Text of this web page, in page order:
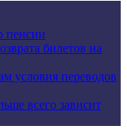
пенсии
билетов на
условия переводов
всего зависит